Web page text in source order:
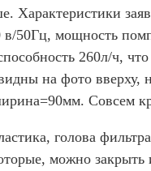
Характеристики
в/50Гц, мощность
260л/ч,
на фото вверху,
Совсем
голова
можно закрыть